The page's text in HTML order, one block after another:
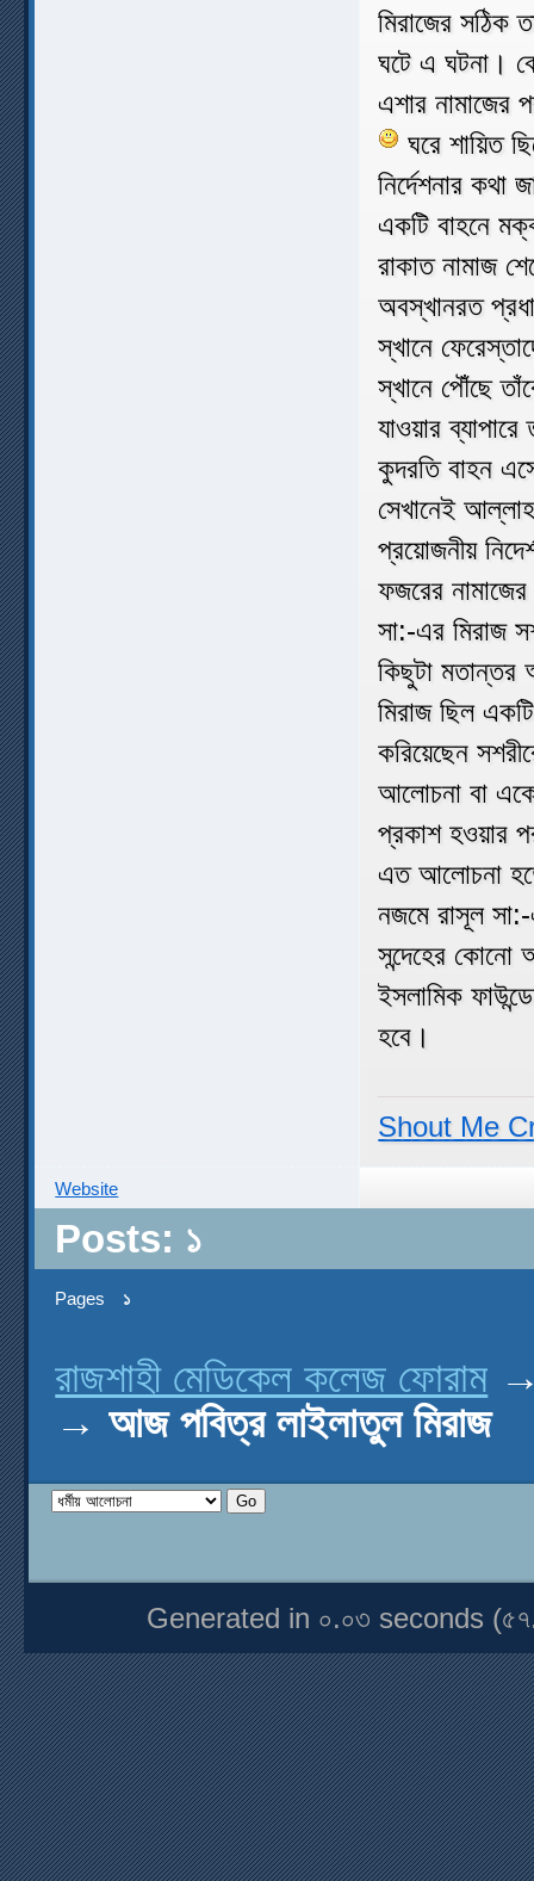
মিরাজের সঠিক
ঘটে এ ঘটনা।
এশার নামাজের
ঘরে শায়িত
নির্দেশনার
একটি বাহনে
রাকাত নামাজ
অবস্খানরত
স্খানে
স্খানে পৌঁছে
যাওয়ার
কুদরতি বাহন
সেখানেই
প্রয়োজনীয়
ফজরের
সা:-এর মিরাজ
কিছুটা
মিরাজ ছিল
করিয়েছেন
আলোচনা বা
প্রকাশ হওয়ার
এত আলোচনা
নজমে রাসূল
সন্দেহের কোনো
ইসলামিক
হবে।
Shout Me
Website
Posts: ১
Pages ১
রাজশাহী মেডিকেল কলেজ ফোরাম
→আজ পবিত্র লাইলাতুল মিরাজ
Generated in ০.০৩ seconds